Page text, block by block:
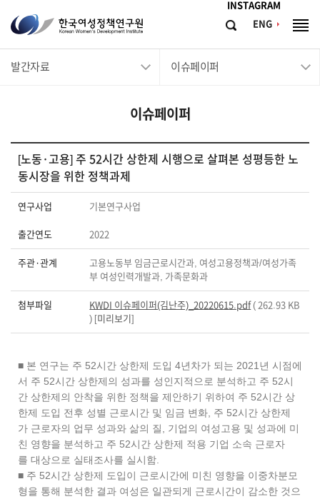
INSTAGRAM
ENG
한
국
여
연
구
원
Korean
Development
Institute
검
체
발간자료 이슈페이퍼
이슈페이퍼
[노동·고용] 주 52시간 상한제 시행으로 살펴본 성평등한 노
동시장을 위한 정책과제
연구사업 기본연구사업
출간연도 2022
주관·관계
고용노동부 임금근로시간과, 여성고용정책과/여성가족
부 여성인력개발과, 가족문화과
첨부파일 KWDI 이슈페이퍼(김난주)_20220615.pdf( 262.93 KB
) [미리보기]
■ 본 연구는 주 52시간 상한제 도입 4년차가 되는 2021년 시점에
서 주 52시간 상한제의 성과를 성인지적으로 분석하고 주 52시
간 상한제의 안착을 위한 정책을 제안하기 위하여 주 52시간 상
한제 도입 전후 성별 근로시간 및 임금 변화, 주 52시간 상한제
가 근로자의 업무 성과와 삶의 질, 기업의 여성고용 및 성과에 미
친 영향을 분석하고 주 52시간 상한제 적용 기업 소속 근로자
를 대상으로 실태조사를 실시함.
■ 주 52시간 상한제 도입이 근로시간에 미친 영향을 이중차분모
형을 통해 분석한 결과 여성은 일관되게 근로시간이 감소한 것으